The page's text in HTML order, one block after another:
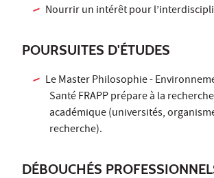
Nourrir un intérêt pour
POURSUITES D'ÉTUDES
Le Master Philosophie -
Santé FRAPP prépare à la
académique (universités,
recherche).
DÉBOUCHÉS